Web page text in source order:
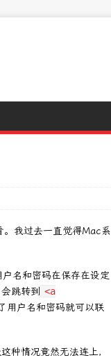
。我过去一直觉得Mac系
名和密码在保存在设定
跳转到
<a
用户名和密码就可以联
种情况竟然无法连上，